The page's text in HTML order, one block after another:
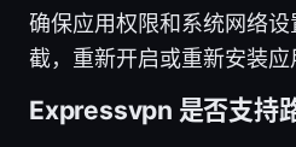
确保应用权限和系统网络
截，重新开启或重新安装应
Expressvpn 是否支持